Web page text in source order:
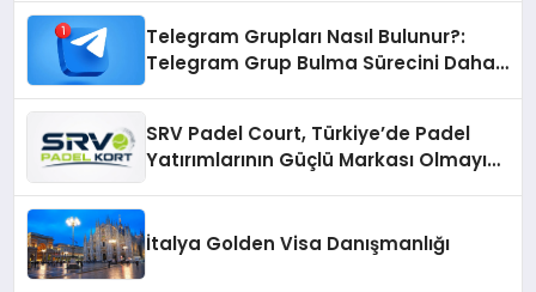
Telegram Grupları Nasıl Bulunur?:
Telegram Grup Bulma Sürecini Daha
SRV Padel Court, Türkiye’de Padel
Yatırımlarının Güçlü Markası Olmayı
İtalya Golden Visa Danışmanlığı